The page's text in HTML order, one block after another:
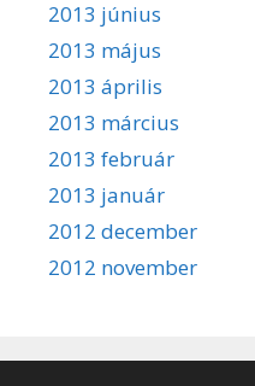
2013 június
2013 május
2013 április
2013 március
2013 február
2013 január
2012 december
2012 november